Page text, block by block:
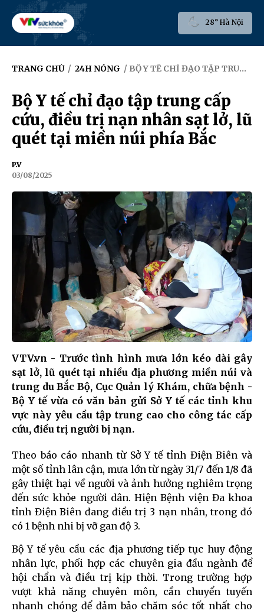
28° Hà Nội
TRANG CHỦ / 24H NÓNG / BỘ Y TẾ CHỈ ĐẠO TẬP TRUNG CẤP CỨU, ĐIỀU TRỊ NẠN NHÂN SẠT LỞ, LŨ QUÉT TẠI MIỀN NÚI PHÍA BẮC
Bộ Y tế chỉ đạo tập trung cấp
cứu, điều trị nạn nhân sạt lở, lũ
quét tại miền núi phía Bắc
P.V
03/08/2025
VTV.vn - Trước tình hình mưa lớn kéo dài gây
sạt lở, lũ quét tại nhiều địa phương miền núi và
trung du Bắc Bộ, Cục Quản lý Khám, chữa bệnh -
Bộ Y tế vừa có văn bản gửi Sở Y tế các tỉnh khu
vực này yêu cầu tập trung cao cho công tác cấp
cứu, điều trị người bị nạn.
Theo báo cáo nhanh từ Sở Y tế tỉnh Điện Biên và
một số tỉnh lân cận, mưa lớn từ ngày 31/7 đến 1/8 đã
gây thiệt hại về người và ảnh hưởng nghiêm trọng
đến sức khỏe người dân. Hiện Bệnh viện Đa khoa
tỉnh Điện Biên đang điều trị 3 nạn nhân, trong đó
có 1 bệnh nhi bị vỡ gan độ 3.
Bộ Y tế yêu cầu các địa phương tiếp tục huy động
nhân lực, phối hợp các chuyên gia đầu ngành để
hội chẩn và điều trị kịp thời. Trong trường hợp
vượt khả năng chuyên môn, cần chuyển tuyến
nhanh chóng để đảm bảo chăm sóc tốt nhất cho